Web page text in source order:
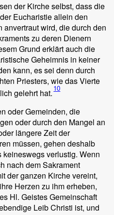
der Kirche selbst, dass die
Eucharistie allein den
anvertraut wird, die durch den
zu deren Dienern
Grund erklärt auch die
Geheimnis in keiner
kann, es sei denn durch
Priesters, wie das Vierte
gelehrt hat. 10
oder Gemeinden, die
oder durch den Mangel an
längere Zeit der
müssen, gehen deshalb
verlustig. Wenn
nach dem Sakrament
der ganzen Kirche vereint,
Herzen zu ihm erheben,
Hl. Geistes Gemeinschaft
Leib Christi ist, und